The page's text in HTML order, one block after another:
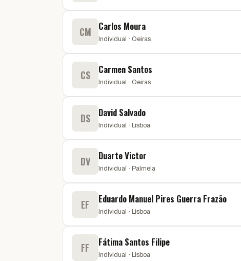
CM Carlos Moura
Individual · Oeiras
CS Carmen Santos
Individual · Oeiras
DS David Salvado
Individual · Lisboa
DV Duarte Victor
Individual · Palmela
EF Eduardo Manuel Pires Guerra Frazão
Individual · Lisboa
FF Fátima Santos Filipe
Individual · Lisboa